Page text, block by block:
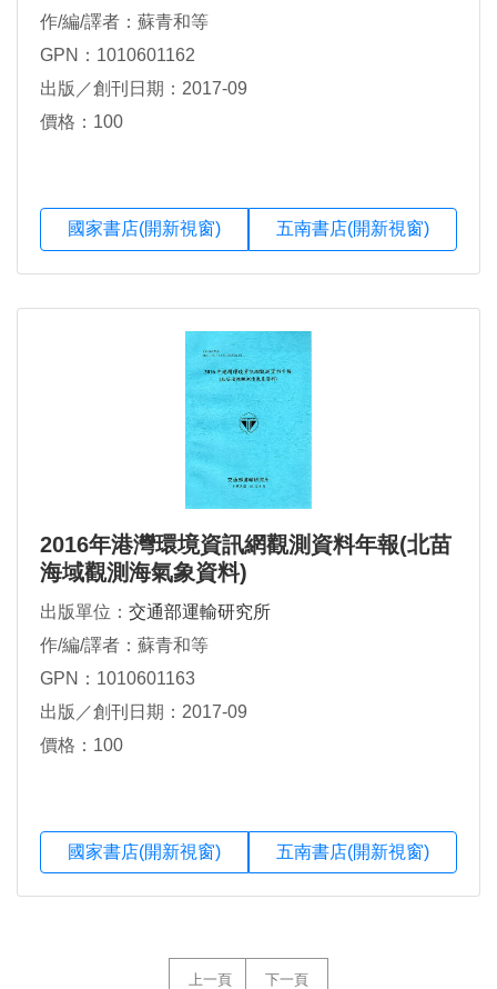
作/編/譯者：蘇青和等
GPN：1010601162
出版／創刊日期：2017-09
價格：100
國家書店(開新視窗) 五南書店(開新視窗)
2016年港灣環境資訊網觀測資料年報(北苗
海域觀測海氣象資料)
出版單位： 交通部運輸研究所
作/編/譯者：蘇青和等
GPN：1010601163
出版／創刊日期：2017-09
價格：100
國家書店(開新視窗) 五南書店(開新視窗)
上一頁 下一頁